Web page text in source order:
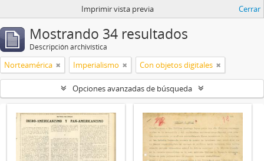
Imprimir vista previa Cerrar
Mostrando 34 resultados
Descripción archivística
Norteamérica Imperialismo Con objetos digitales
Opciones avanzadas de búsqueda